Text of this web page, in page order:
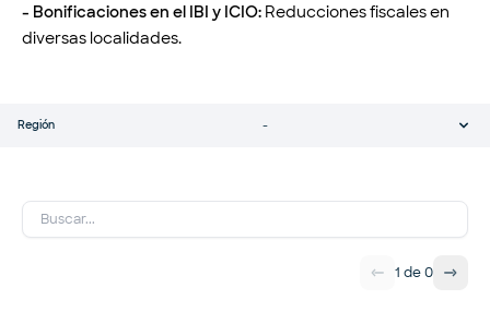
- Bonificaciones en el IBI y ICIO: Reducciones fiscales en
diversas localidades.
Región -
1 de0